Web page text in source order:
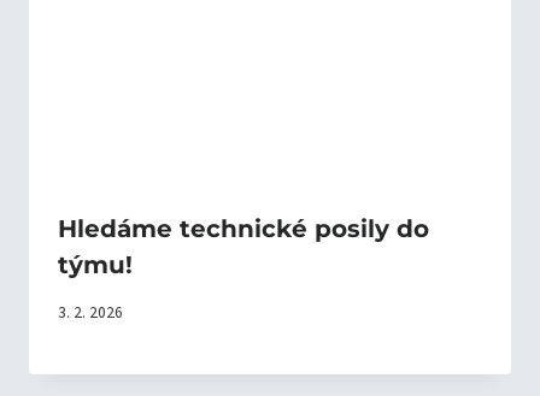
Hledáme technické posily do
týmu!
3. 2. 2026